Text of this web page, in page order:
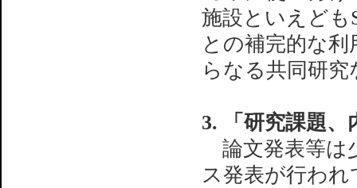
施設といえども
との補完的な
らなる共同研
3. 「研究課題
論文発表等は
ス発表が行わ